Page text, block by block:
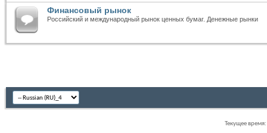
Финансовый рынок
Российский и международный рынок ценных бумаг. Денежные рынки
Текущее время: